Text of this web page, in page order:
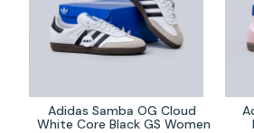
Adidas Samba OG Cloud
White Core Black GS Women